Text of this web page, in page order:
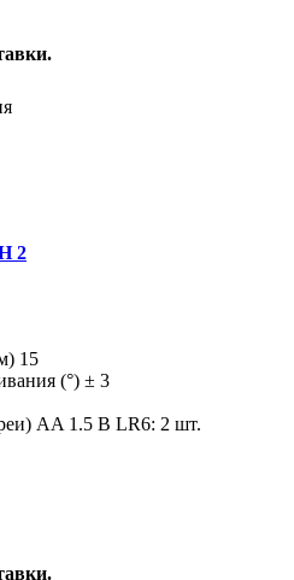
2
15
(°) ± 3
AA 1.5 В LR6: 2 шт.